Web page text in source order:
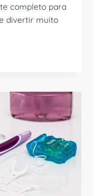
completo para
divertir muito